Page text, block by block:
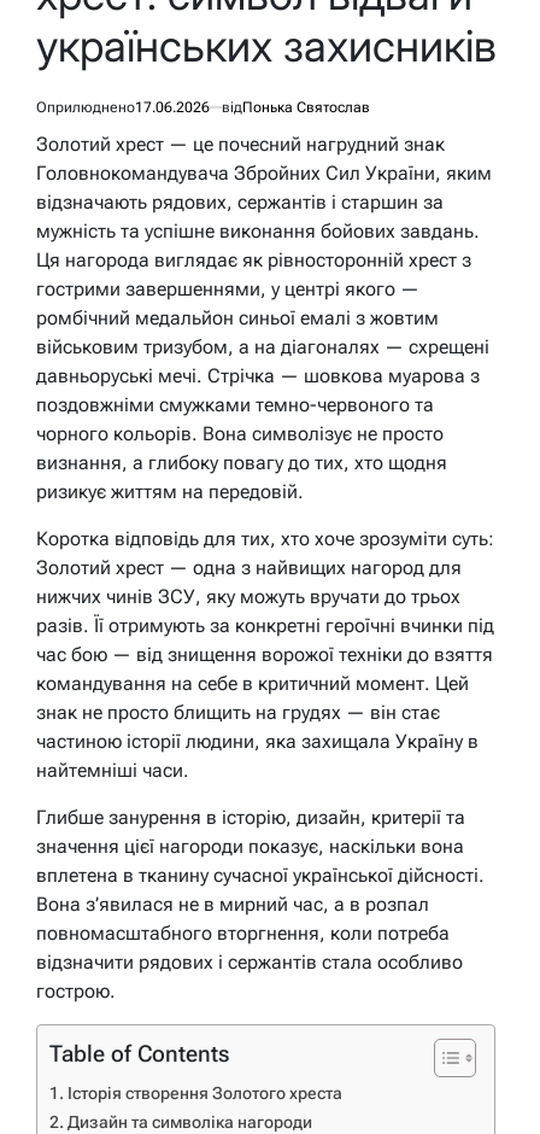
українських захисників
Оприлюднено17.06.2026 відПонька Святослав
Золотий хрест — це почесний нагрудний знак
Головнокомандувача Збройних Сил України, яким
відзначають рядових, сержантів і старшин за
мужність та успішне виконання бойових завдань.
Ця нагорода виглядає як рівносторонній хрест з
гострими завершеннями, у центрі якого —
ромбічний медальйон синьої емалі з жовтим
військовим тризубом, а на діагоналях — схрещені
давньоруські мечі. Стрічка — шовкова муарова з
поздовжніми смужками темно-червоного та
чорного кольорів. Вона символізує не просто
визнання, а глибоку повагу до тих, хто щодня
ризикує життям на передовій.
Коротка відповідь для тих, хто хоче зрозуміти суть:
Золотий хрест — одна з найвищих нагород для
нижчих чинів ЗСУ, яку можуть вручати до трьох
разів. Її отримують за конкретні героїчні вчинки під
час бою — від знищення ворожої техніки до взяття
командування на себе в критичний момент. Цей
знак не просто блищить на грудях — він стає
частиною історії людини, яка захищала Україну в
найтемніші часи.
Глибше занурення в історію, дизайн, критерії та
значення цієї нагороди показує, наскільки вона
вплетена в тканину сучасної української дійсності.
Вона з’явилася не в мирний час, а в розпал
повномасштабного вторгнення, коли потреба
відзначити рядових і сержантів стала особливо
гострою.
Table of Contents
Історія створення Золотого хреста
Дизайн та символіка нагороди